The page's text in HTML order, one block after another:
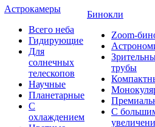
Астрокамеры
Всего неба
Гидирующие
Для
солнечных
телескопов
Научные
Планетарные
С
охлаждением
Бинокли
Zoom-
трубы
С